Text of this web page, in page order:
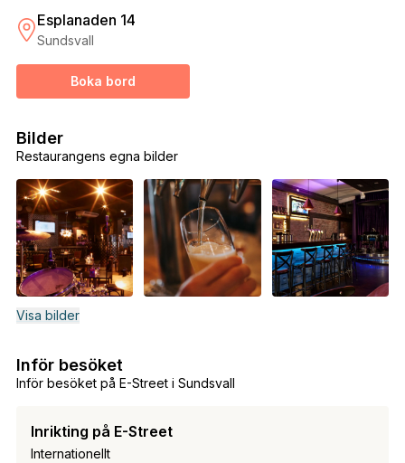
Esplanaden 14
Sundsvall
Boka bord
Restaurangens egna bilder
Bilder
Visa bilder
Inför besöket på E-Street i Sundsvall
Inför besöket
Inrikting på E-Street
Internationellt